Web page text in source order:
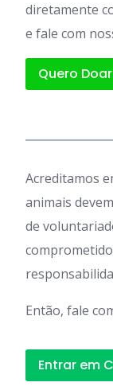
diretamente
e fale com
Quero
Acreditamos
animais
de
Então, fale
Entrar em